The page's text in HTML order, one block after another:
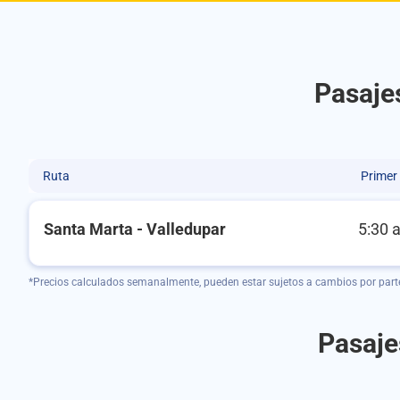
Ruta Primer
Santa Marta - Valledupar 5:30
*Precios calculados semanalmente, pueden estar sujetos a cambios por